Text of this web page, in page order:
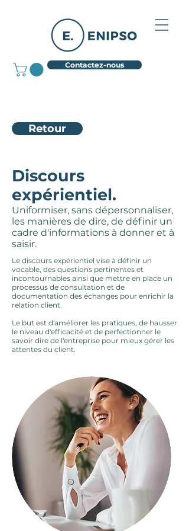
Contactez-nous
Retour
Discours
expérientiel.
Uniformiser, sans dépersonnaliser,
les manières de dire, de définir un
cadre d'informations à donner et à
saisir.
Le discours expérientiel vise à définir un
vocable, des questions pertinentes et
incontournables ainsi que mettre en place un
processus de consultation et de
documentation des échanges pour enrichir la
relation client.
Le but est d'améliorer les pratiques, de hausser
le niveau d'efficacité et de perfectionner le
savoir dire de l'entreprise pour mieux gérer les
attentes du client.